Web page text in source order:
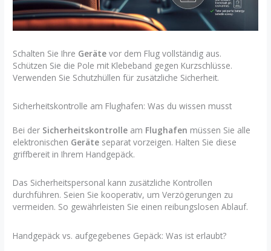
Schalten Sie Ihre Geräte vor dem Flug vollständig aus.
Schützen Sie die Pole mit Klebeband gegen Kurzschlüsse.
Verwenden Sie Schutzhüllen für zusätzliche Sicherheit.
Sicherheitskontrolle am Flughafen: Was du wissen musst
Bei der Sicherheitskontrolle am Flughafen müssen Sie alle
elektronischen Geräte separat vorzeigen. Halten Sie diese
griffbereit in Ihrem Handgepäck.
Das Sicherheitspersonal kann zusätzliche Kontrollen
durchführen. Seien Sie kooperativ, um Verzögerungen zu
vermeiden. So gewährleisten Sie einen reibungslosen Ablauf.
Handgepäck vs. aufgegebenes Gepäck: Was ist erlaubt?